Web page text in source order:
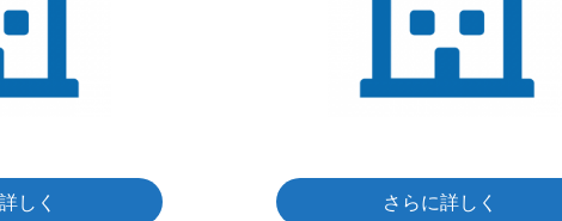
しく さらに詳しく